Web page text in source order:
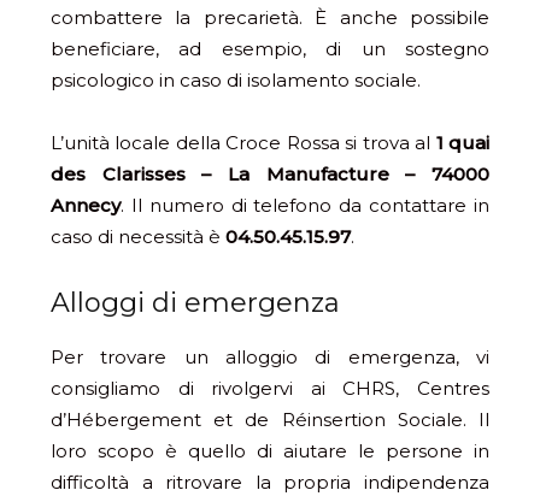
combattere la precarietà. È anche possibile
beneficiare, ad esempio, di un sostegno
psicologico in caso di isolamento sociale.
L’unità locale della Croce Rossa si trova al 1 quai
des Clarisses – La Manufacture – 74000
Annecy. Il numero di telefono da contattare in
caso di necessità è 04.50.45.15.97.
Alloggi di emergenza
Per trovare un alloggio di emergenza, vi
consigliamo di rivolgervi ai CHRS, Centres
d’Hébergement et de Réinsertion Sociale. Il
loro scopo è quello di aiutare le persone in
difficoltà a ritrovare la propria indipendenza